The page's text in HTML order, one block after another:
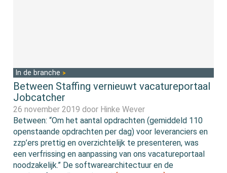
In de branche
Between Staffing vernieuwt vacatureportaal
Jobcatcher
26 november 2019 door Hinke Wever
Between: “Om het aantal opdrachten (gemiddeld 110
openstaande opdrachten per dag) voor leveranciers en
zzp’ers prettig en overzichtelijk te presenteren, was
een verfrissing en aanpassing van ons vacatureportaal
noodzakelijk.” De softwarearchitectuur en de